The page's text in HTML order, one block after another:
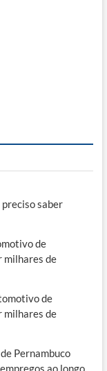
preciso saber
de
milhares de
de
milhares de
Pernambuco
ao longo